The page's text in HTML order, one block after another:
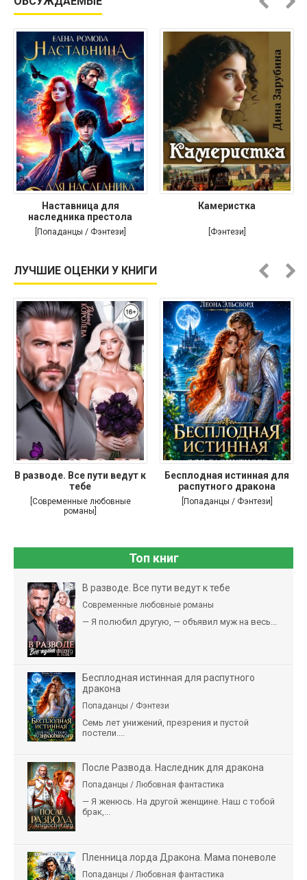
Наставница для
наследника престола
[Попаданцы / Фэнтези]
Камеристка
[Фэнтези]
ЛУЧШИЕ ОЦЕНКИ У КНИГИ
В разводе. Все пути ведут к
тебе
[Современные любовные
романы]
Бесплодная истинная для
распутного дракона
[Попаданцы / Фэнтези]
Топ книг
В разводе. Все пути ведут к тебе
Современные любовные романы
— Я полюбил другую, — объявил муж на весь...
Бесплодная истинная для распутного
дракона
Попаданцы / Фэнтези
Семь лет унижений, презрения и пустой
постели....
После Развода. Наследник для дракона
Попаданцы / Любовная фантастика
— Я женюсь. На другой женщине. Наш с тобой
брак,...
Пленница лорда Дракона. Мама поневоле
Попаданцы / Любовная фантастика